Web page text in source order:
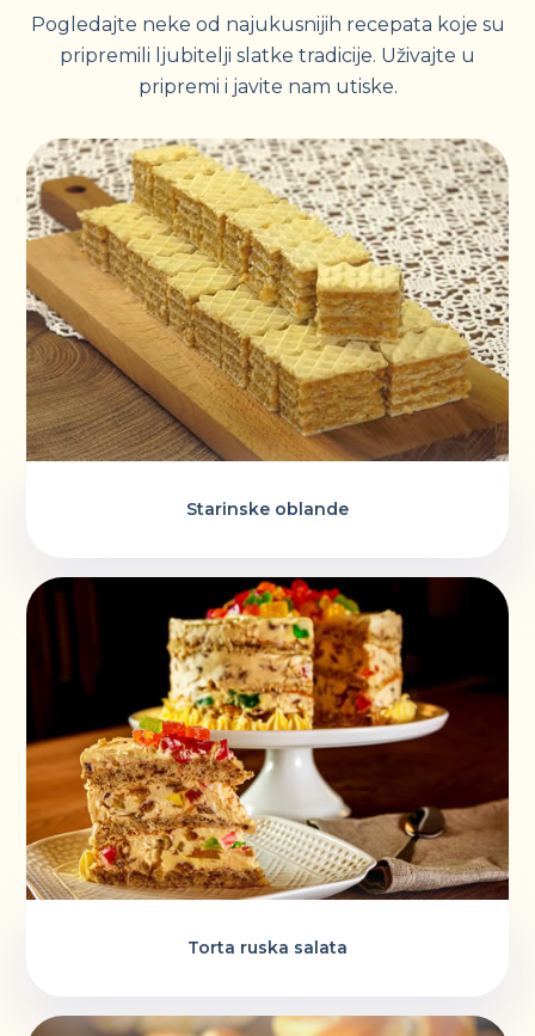
Pogledajte neke od najukusnijih recepata koje su
pripremili ljubitelji slatke tradicije. Uživajte u
pripremi i javite nam utiske.
Starinske oblande
Torta ruska salata